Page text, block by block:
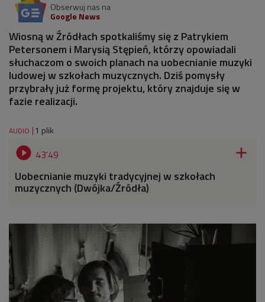
Obserwuj nas na
Google News
Wiosną w Źródłach spotkaliśmy się z Patrykiem
Petersonem i Marysią Stępień, którzy opowiadali
słuchaczom o swoich planach na uobecnianie muzyki
ludowej w szkołach muzycznych. Dziś pomysły
przybrały już formę projektu, który znajduje się w
fazie realizacji.
AUDIO 1 plik
 43'49 
Uobecnianie muzyki tradycyjnej w szkołach
muzycznych (Dwójka/Źródła)